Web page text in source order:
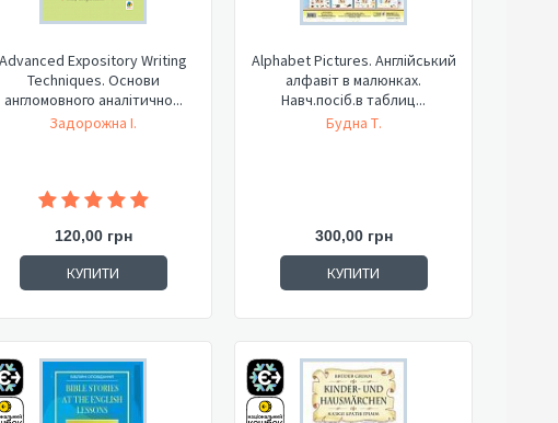
Advanced Expository Writing
Techniques. Основи
англомовного аналітично...
Задорожна І.
120,00 грн
КУПИТИ
Alphabet Pictures. Англійський
алфавіт в малюнках.
Навч.посіб.в таблиц...
Будна Т.
300,00 грн
КУПИТИ